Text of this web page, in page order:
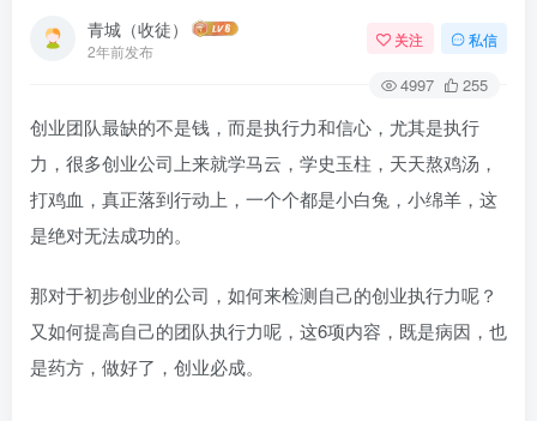
青城（收徒）
2年前发布
关注 私信
4997 255
创业团队最缺的不是钱，而是执行力和信心，尤其是执行
力，很多创业公司上来就学马云，学史玉柱，天天熬鸡汤，
打鸡血，真正落到行动上，一个个都是小白兔，小绵羊，这
是绝对无法成功的。
那对于初步创业的公司，如何来检测自己的创业执行力呢？
又如何提高自己的团队执行力呢，这6项内容，既是病因，也
是药方，做好了，创业必成。